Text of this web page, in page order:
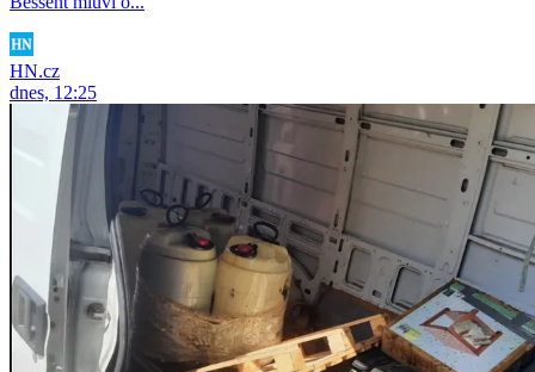
HN.cz
dnes, 12:25